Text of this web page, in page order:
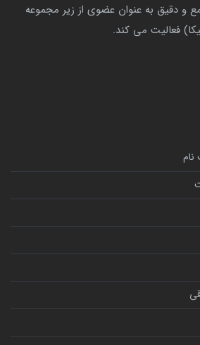
و دقیق به عنوان عضوی از زیر مجموعه
فعالیت می کند.